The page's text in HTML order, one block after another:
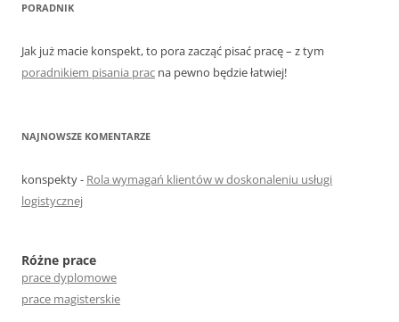
PORADNIK
Jak już macie konspekt, to pora zacząć pisać pracę – z tym
poradnikiem pisania prac na pewno będzie łatwiej!
NAJNOWSZE KOMENTARZE
konspekty- Rola wymagań klientów w doskonaleniu usługi
logistycznej
Różne prace
prace dyplomowe
prace magisterskie